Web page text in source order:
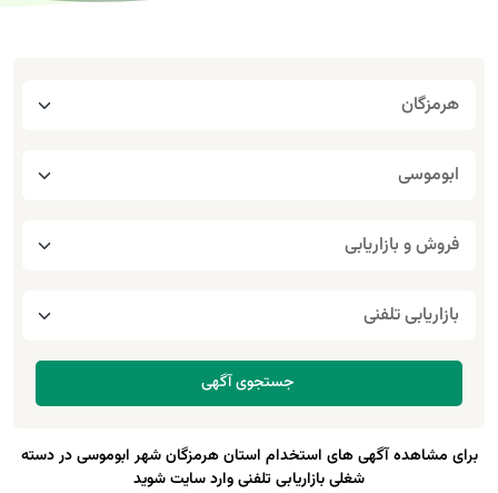
برای مشاهده آگهی های استخدام استان هرمزگان شهر ابوموسی در دسته
شغلی بازاریابی تلفنی وارد سایت شوید